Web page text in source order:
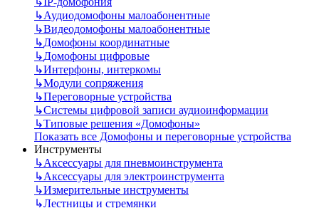
↳Аудиодомофоны малоабонентные
↳Видеодомофоны малоабонентные
↳Домофоны координатные
↳Домофоны цифровые
↳Интерфоны, интеркомы
↳Модули сопряжения
↳Переговорные устройства
↳Системы цифровой записи аудиоинформации
↳Типовые решения «Домофоны»
Показать все Домофоны и переговорные устройства
Инструменты
↳Аксессуары для пневмоинструмента
↳Аксессуары для электроинструмента
↳Измерительные инструменты
↳Лестницы и стремянки